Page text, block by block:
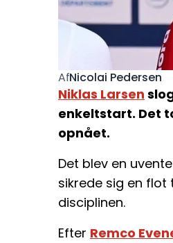
AfNicolai Pedersen
Niklas Larsen
enkeltstart. Det
opnået.
Det blev en
sikrede sig en
disciplinen.
Efter Remco